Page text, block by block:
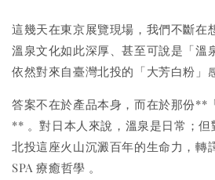
這幾天在東京展覽現場，我們不斷在
溫泉文化如此深厚、甚至可說是「溫
依然對來自臺灣北投的「大芳白粉」
答案不在於產品本身，而在於那份**
** 。對日本人來說，溫泉是日常；
北投這座火山沉澱百年的生命力，轉
SPA 療癒哲學 。